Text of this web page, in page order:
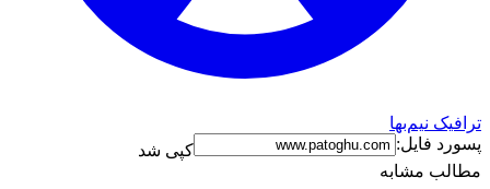
ترافیک نیم‌بها
پسورد فایل:
کپی شد
مطالب مشابه